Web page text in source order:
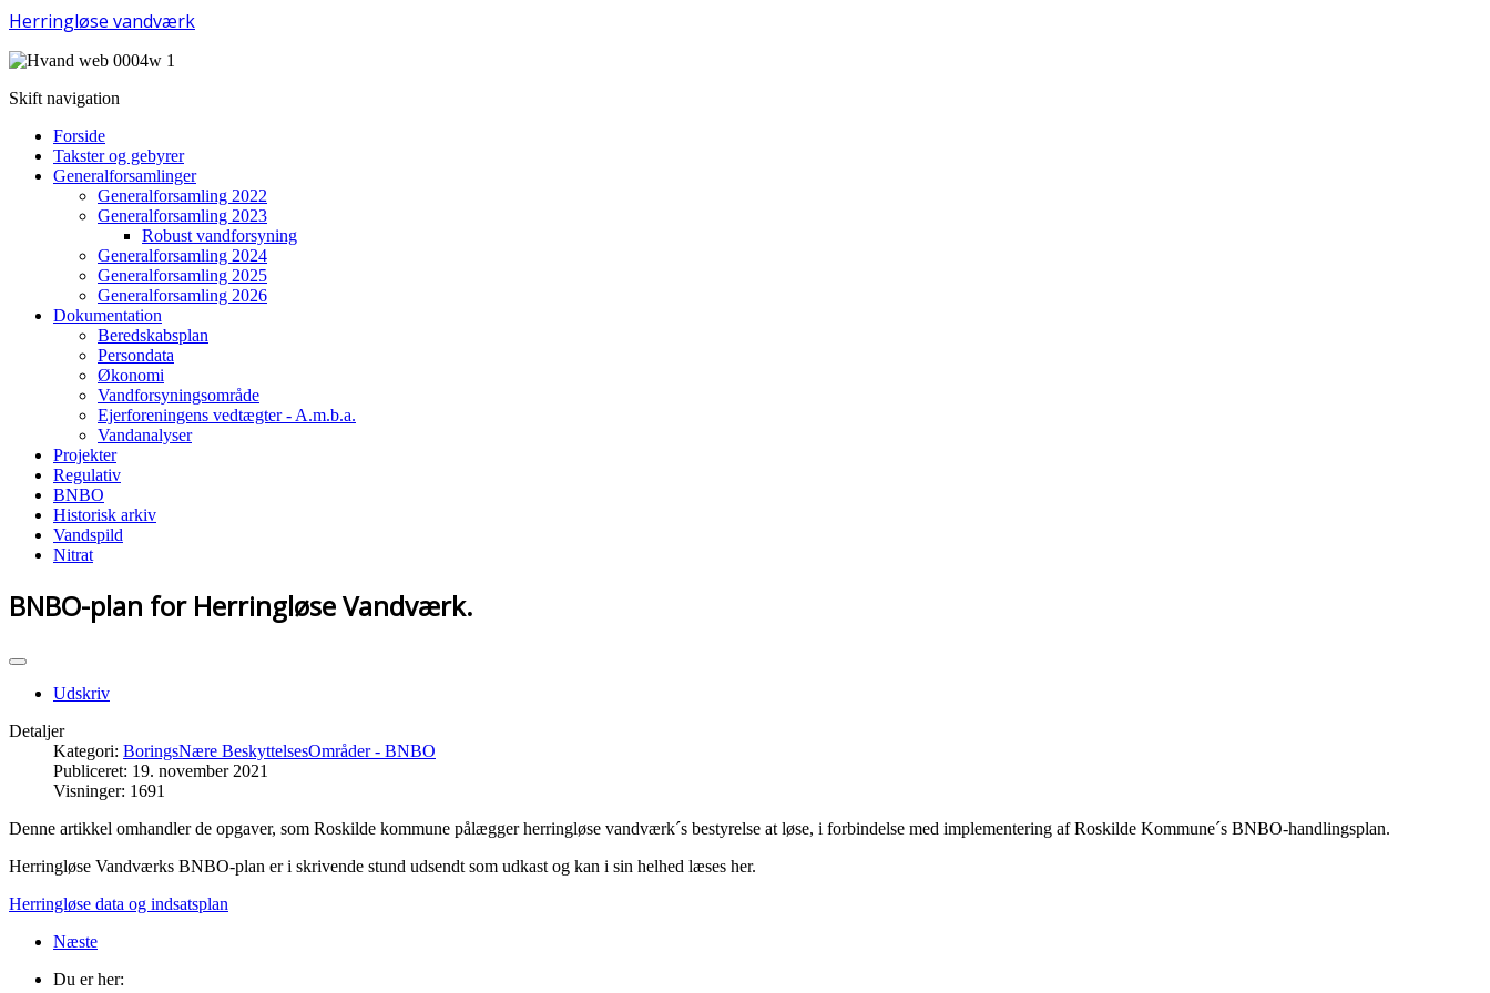
Herringløse vandværk
Skift navigation
Forside
Takster og gebyrer
Generalforsamlinger
Generalforsamling 2022
Generalforsamling 2023
Robust vandforsyning
Generalforsamling 2024
Generalforsamling 2025
Generalforsamling 2026
Dokumentation
Beredskabsplan
Persondata
Økonomi
Vandforsyningsområde
Ejerforeningens vedtægter - A.m.b.a.
Vandanalyser
Projekter
Regulativ
BNBO
Historisk arkiv
Vandspild
Nitrat
BNBO-plan for Herringløse Vandværk.
Udskriv
Detaljer
Kategori: BoringsNære BeskyttelsesOmråder - BNBO
Publiceret: 19. november 2021
Visninger: 1691
Denne artikkel omhandler de opgaver, som Roskilde kommune pålægger herringløse vandværk´s bestyrelse at løse, i forbindelse med implementering af Roskilde Kommune´s BNBO-handlingsplan.
Herringløse Vandværks BNBO-plan er i skrivende stund udsendt som udkast og kan i sin helhed læses her.
Herringløse data og indsatsplan
Næste
Du er her: